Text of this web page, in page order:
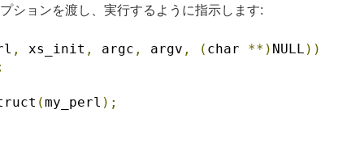
ションを渡し、実行するように指示します:
, xs_init , argc , argv , ( char **) NULL ))
(my_perl );